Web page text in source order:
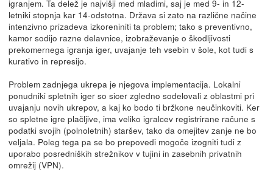
igranjem. Ta delež je najvišji med mladimi, saj je med 9- in 12-
letniki stopnja kar 14-odstotna. Država si zato na različne načine
intenzivno prizadeva izkoreniniti ta problem; tako s preventivno,
kamor sodijo razne delavnice, izobraževanje o škodljivosti
prekomernega igranja iger, uvajanje teh vsebin v šole, kot tudi s
kurativo in represijo.
Problem zadnjega ukrepa je njegova implementacija. Lokalni
ponudniki spletnih iger so sicer zgledno sodelovali z oblastmi pri
uvajanju novih ukrepov, a kaj ko bodo ti bržkone neučinkoviti. Ker
so spletne igre plačljive, ima veliko igralcev registrirane račune s
podatki svojih (polnoletnih) staršev, tako da omejitev zanje ne bo
veljala. Poleg tega pa se bo prepovedi mogoče izogniti tudi z
uporabo posredniških strežnikov v tujini in zasebnih privatnih
omrežij (VPN).